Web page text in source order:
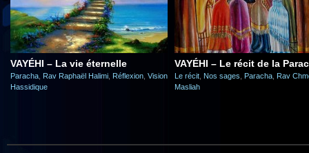
VAYÉHI – La vie éternelle
Paracha Rav Raphaël Halimi Réflexion Vision
Hassidique
VAYÉHI – Le récit de la
Le récit Nos sages Paracha Rav
Masliah